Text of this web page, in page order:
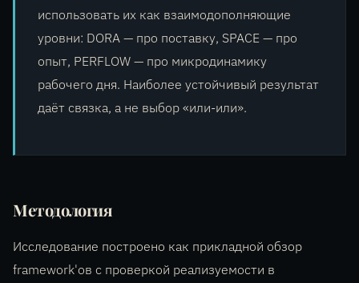
использовать их как взаимодополняющие
уровни: DORA — про поставку, SPACE — про
опыт, PERFLOW — про микродинамику
рабочего дня. Наиболее устойчивый результат
даёт связка, а не выбор «или-или».
Методология
Исследование построено как прикладной обзор
framework'ов с проверкой реализуемости в